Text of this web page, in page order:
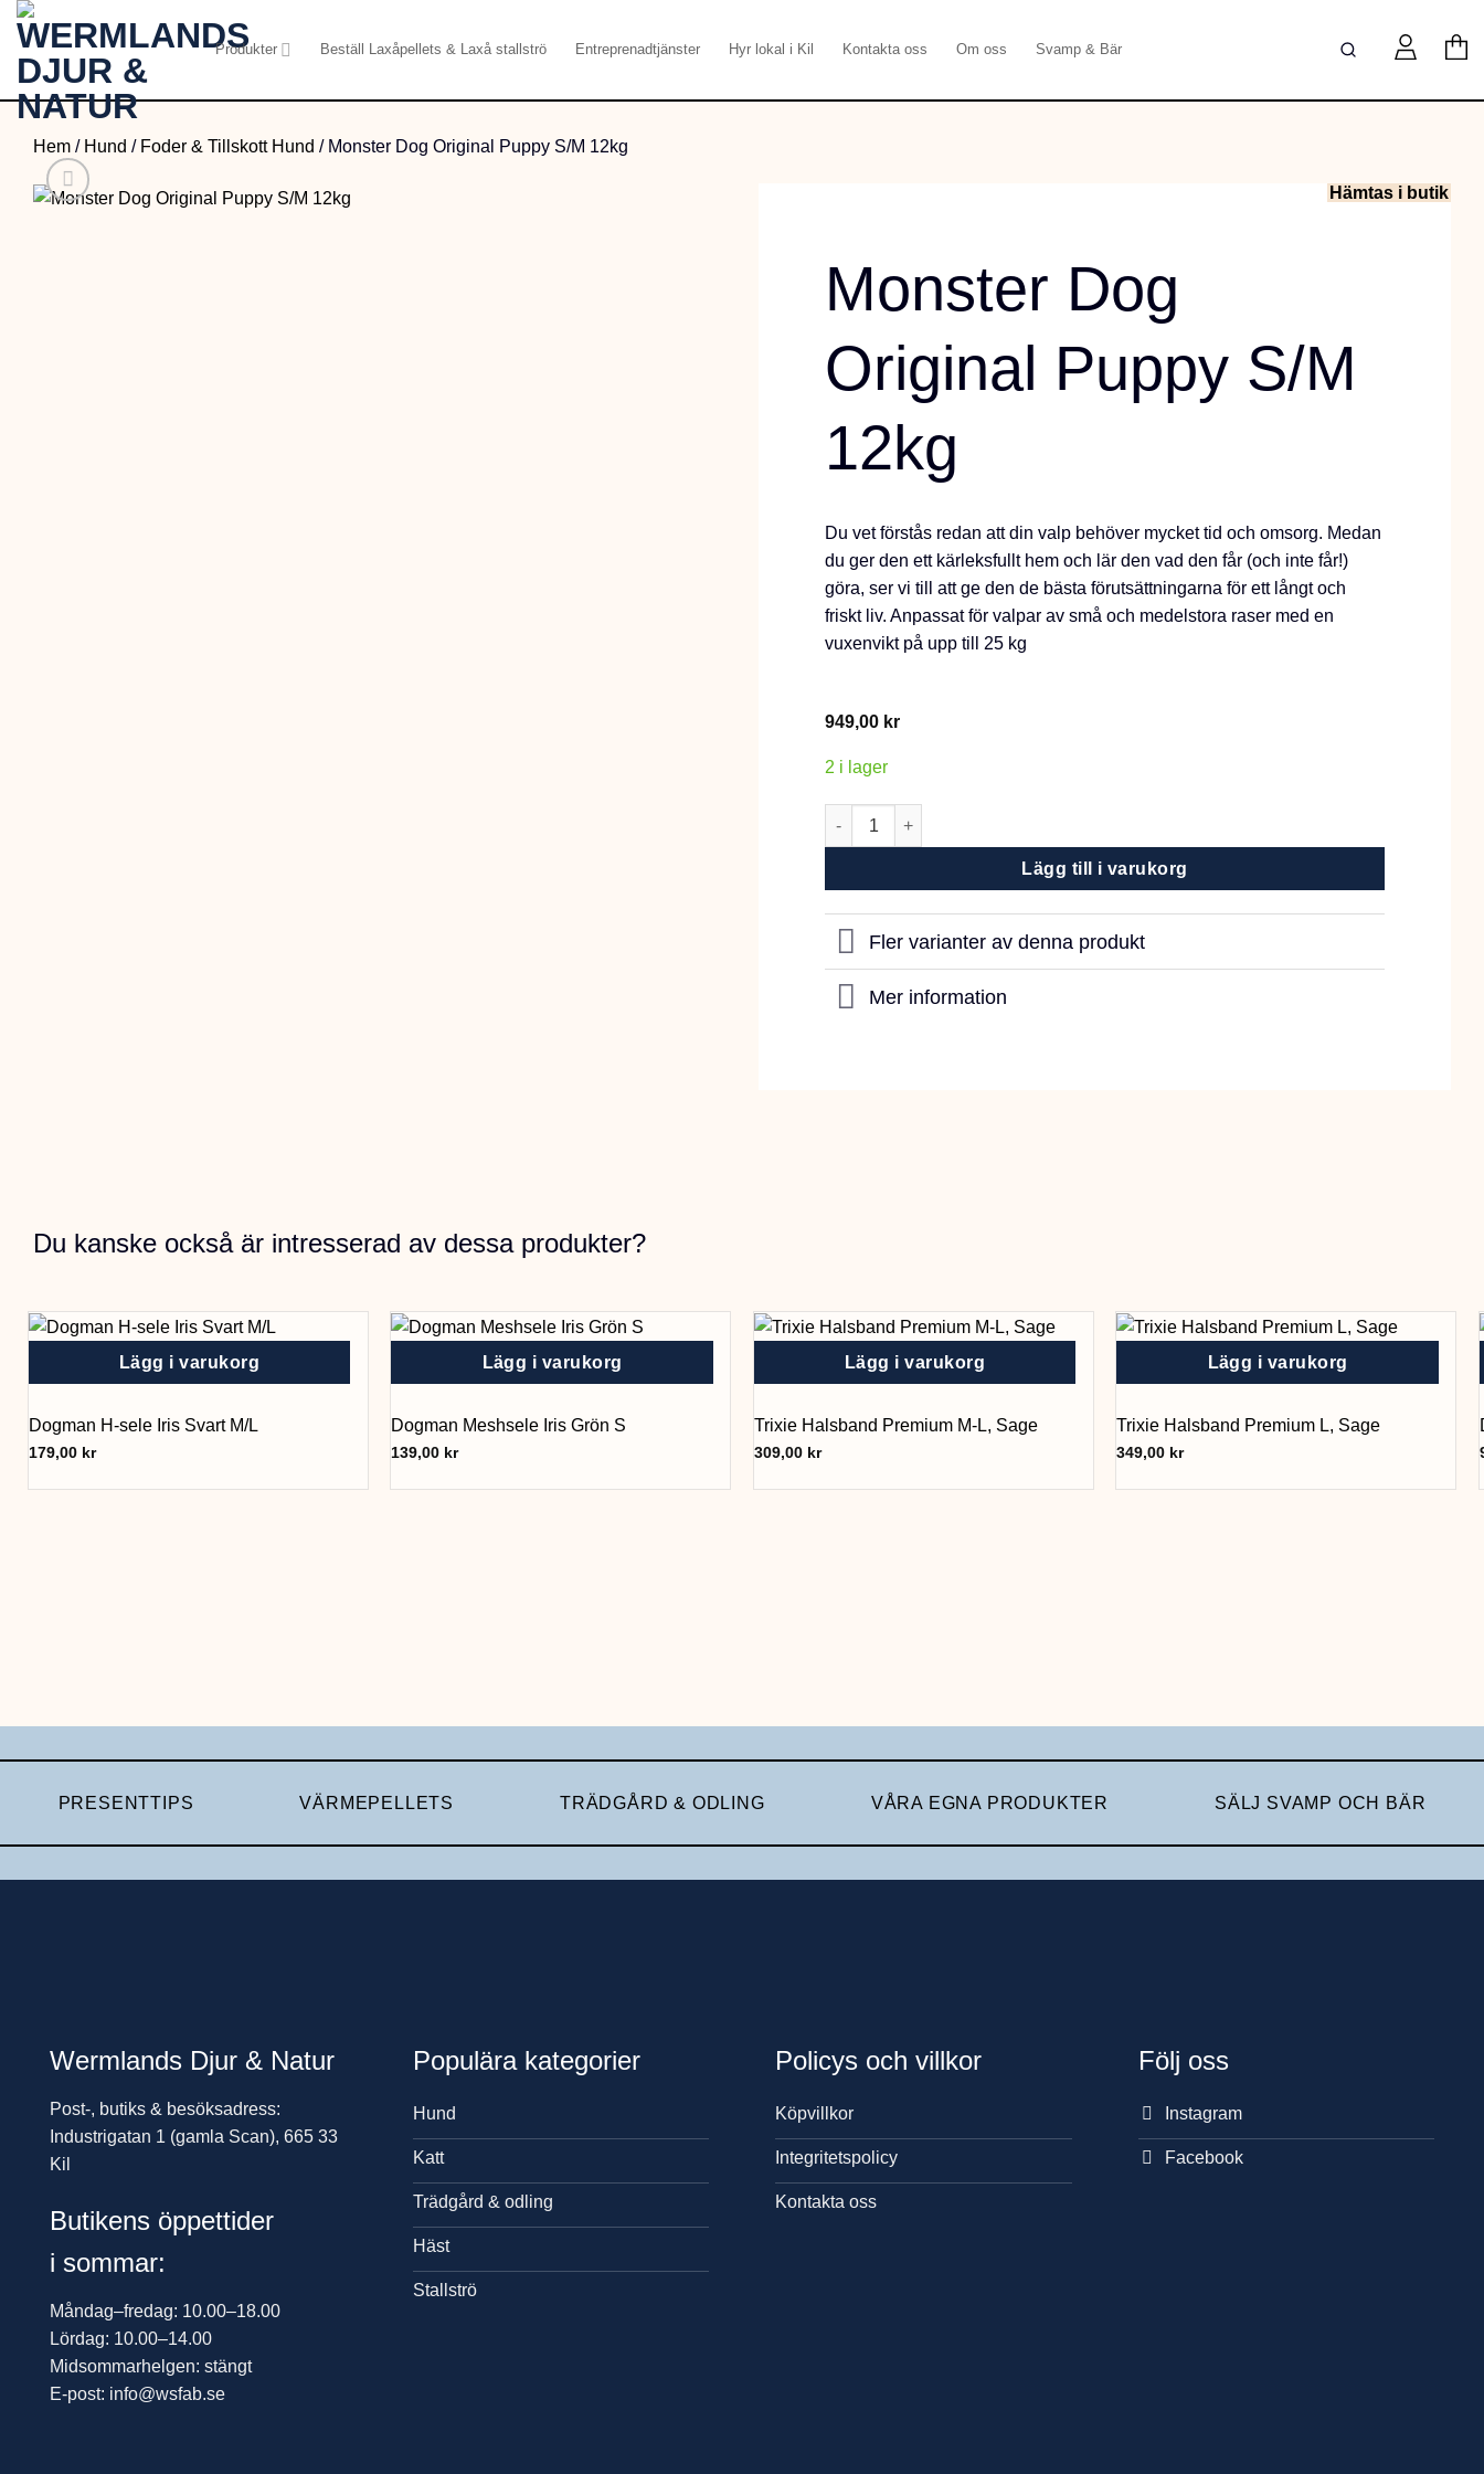
Skip
content
Produkter Beställ Laxåpellets & Laxå stallströ Entreprenadtjänster Hyr lokal i Kil Kontakta oss Om oss Svamp & Bär
Hem / Hund / Foder & Tillskott Hund / Monster Dog Original Puppy S/M 12kg
Hämtas i butik
Monster Dog
Original Puppy S/M
12kg
Du vet förstås redan att din valp behöver mycket tid och omsorg. Medan
du ger den ett kärleksfullt hem och lär den vad den får (och inte får!)
göra, ser vi till att ge den de bästa förutsättningarna för ett långt och
friskt liv. Anpassat för valpar av små och medelstora raser med en
vuxenvikt på upp till 25 kg
949,00 kr
2 i lager
Monster Dog Original Puppy S/M 12kg mängd
Lägg till i varukorg
Fler varianter av denna produkt
Mer information
Du kanske också är intresserad av dessa produkter?
Lägg i varukorg
Dogman H-sele Iris Svart M/L
179,00 kr
Lägg i varukorg
Dogman Meshsele Iris Grön S
139,00 kr
Lägg i varukorg
Trixie Halsband Premium M-L, Sage
309,00 kr
Lägg i varukorg
Trixie Halsband Premium L, Sage
349,00 kr
PRESENTTIPS VÄRMEPELLETS TRÄDGÅRD & ODLING VÅRA EGNA PRODUKTER SÄLJ SVAMP OCH BÄR
Wermlands Djur & Natur
Post-, butiks & besöksadress:
Industrigatan 1 (gamla Scan), 665 33
Kil
Butikens öppettider
i sommar:
Måndag–fredag: 10.00–18.00
Lördag: 10.00–14.00
Midsommarhelgen: stängt
E-post: info@wsfab.se
Populära kategorier
Hund
Katt
Trädgård & odling
Häst
Stallströ
Policys och villkor
Köpvillkor
Integritetspolicy
Kontakta oss
Följ oss
Instagram
Facebook